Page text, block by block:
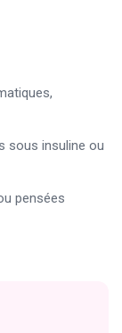
sous insuline ou
pensées